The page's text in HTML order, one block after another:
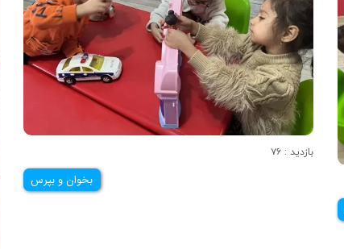
بازدید : ۷۶
بخوان و بپرس